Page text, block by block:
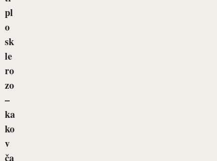
pl
o
sk
le
ro
zo
–
ka
ko
v
ča